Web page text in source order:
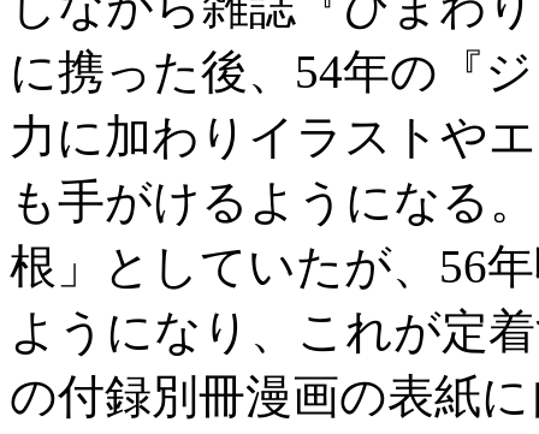
に携った後、54年の『
力に加わりイラストや
も手がけるようになる
根」としていたが、56
ようになり、これが定
の付録別冊漫画の表紙